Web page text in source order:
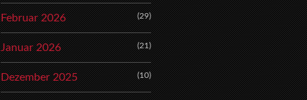
Februar 2026 (29)
Januar 2026 (21)
Dezember 2025 (10)